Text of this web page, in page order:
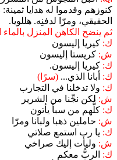
كنوزهم وقدموا له هدايا ثمينة:
الحقيقي، ومرّا لدفنِه. هللويا.
ثم ينضح الكاهن المنزل
ك: كيريا إليسون
ش: كريستا إليسون
ك: كيريا إليسون.
ك: أبانا الذي... (سرًا)
ك: ولا تدخلنا في التجارب
ش: لكن نجِّنا من الشرير
ك: كلُّهم من سبأ يأتون
ش: حاملين ذهبا ولبانا ومرّا
ك: يا رب استمع صلاتي
ش: وليأت إليك صراخي
ك: الربُّ معكم